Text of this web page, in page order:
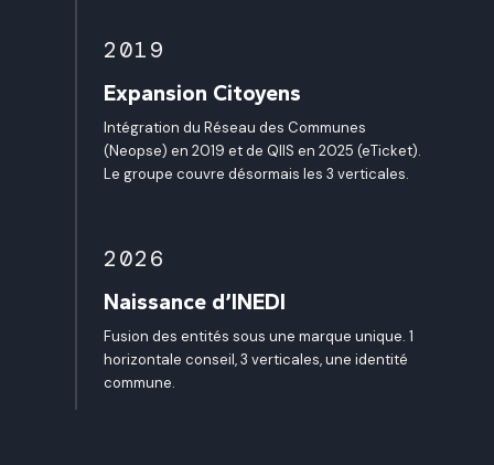
2019
Expansion Citoyens
Intégration du Réseau des Communes
(Neopse) en 2019 et de QIIS en 2025 (eTicket).
Le groupe couvre désormais les 3 verticales.
2026
Naissance d’INEDI
Fusion des entités sous une marque unique. 1
horizontale conseil, 3 verticales, une identité
commune.